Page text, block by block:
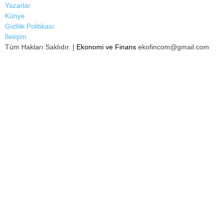
Yazarlar
Künye
Gizlilik Politikası
İletişim
Tüm Hakları Saklıdır. | Ekonomi ve Finans ekofincom@gmail.com